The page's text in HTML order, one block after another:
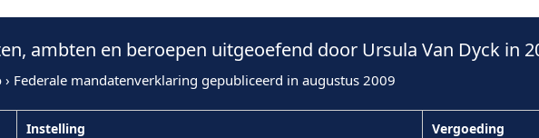
ambten en beroepen uitgeoefend door Ursula Van Dyck in
› Federale mandatenverklaring gepubliceerd in augustus 2009
Instelling Vergoeding